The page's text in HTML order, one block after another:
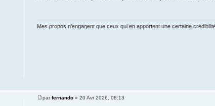
Mes propos n’engagent que ceux qui en apportent une certaine
parfernando» 20 Avr 2026, 08:13